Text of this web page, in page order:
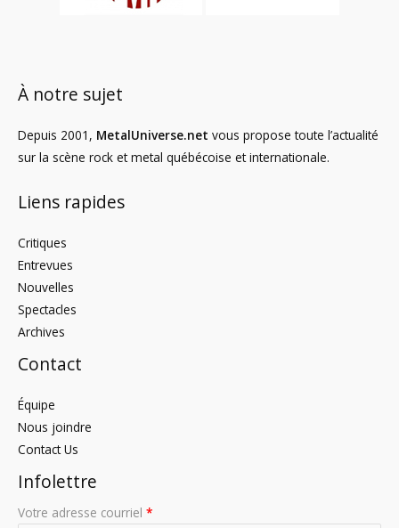
À notre sujet
Depuis 2001, MetalUniverse.net vous propose toute l’actualité
sur la scène rock et metal québécoise et internationale.
Liens rapides
Critiques
Entrevues
Nouvelles
Spectacles
Archives
Contact
Équipe
Nous joindre
Contact Us
Infolettre
Votre adresse courriel *